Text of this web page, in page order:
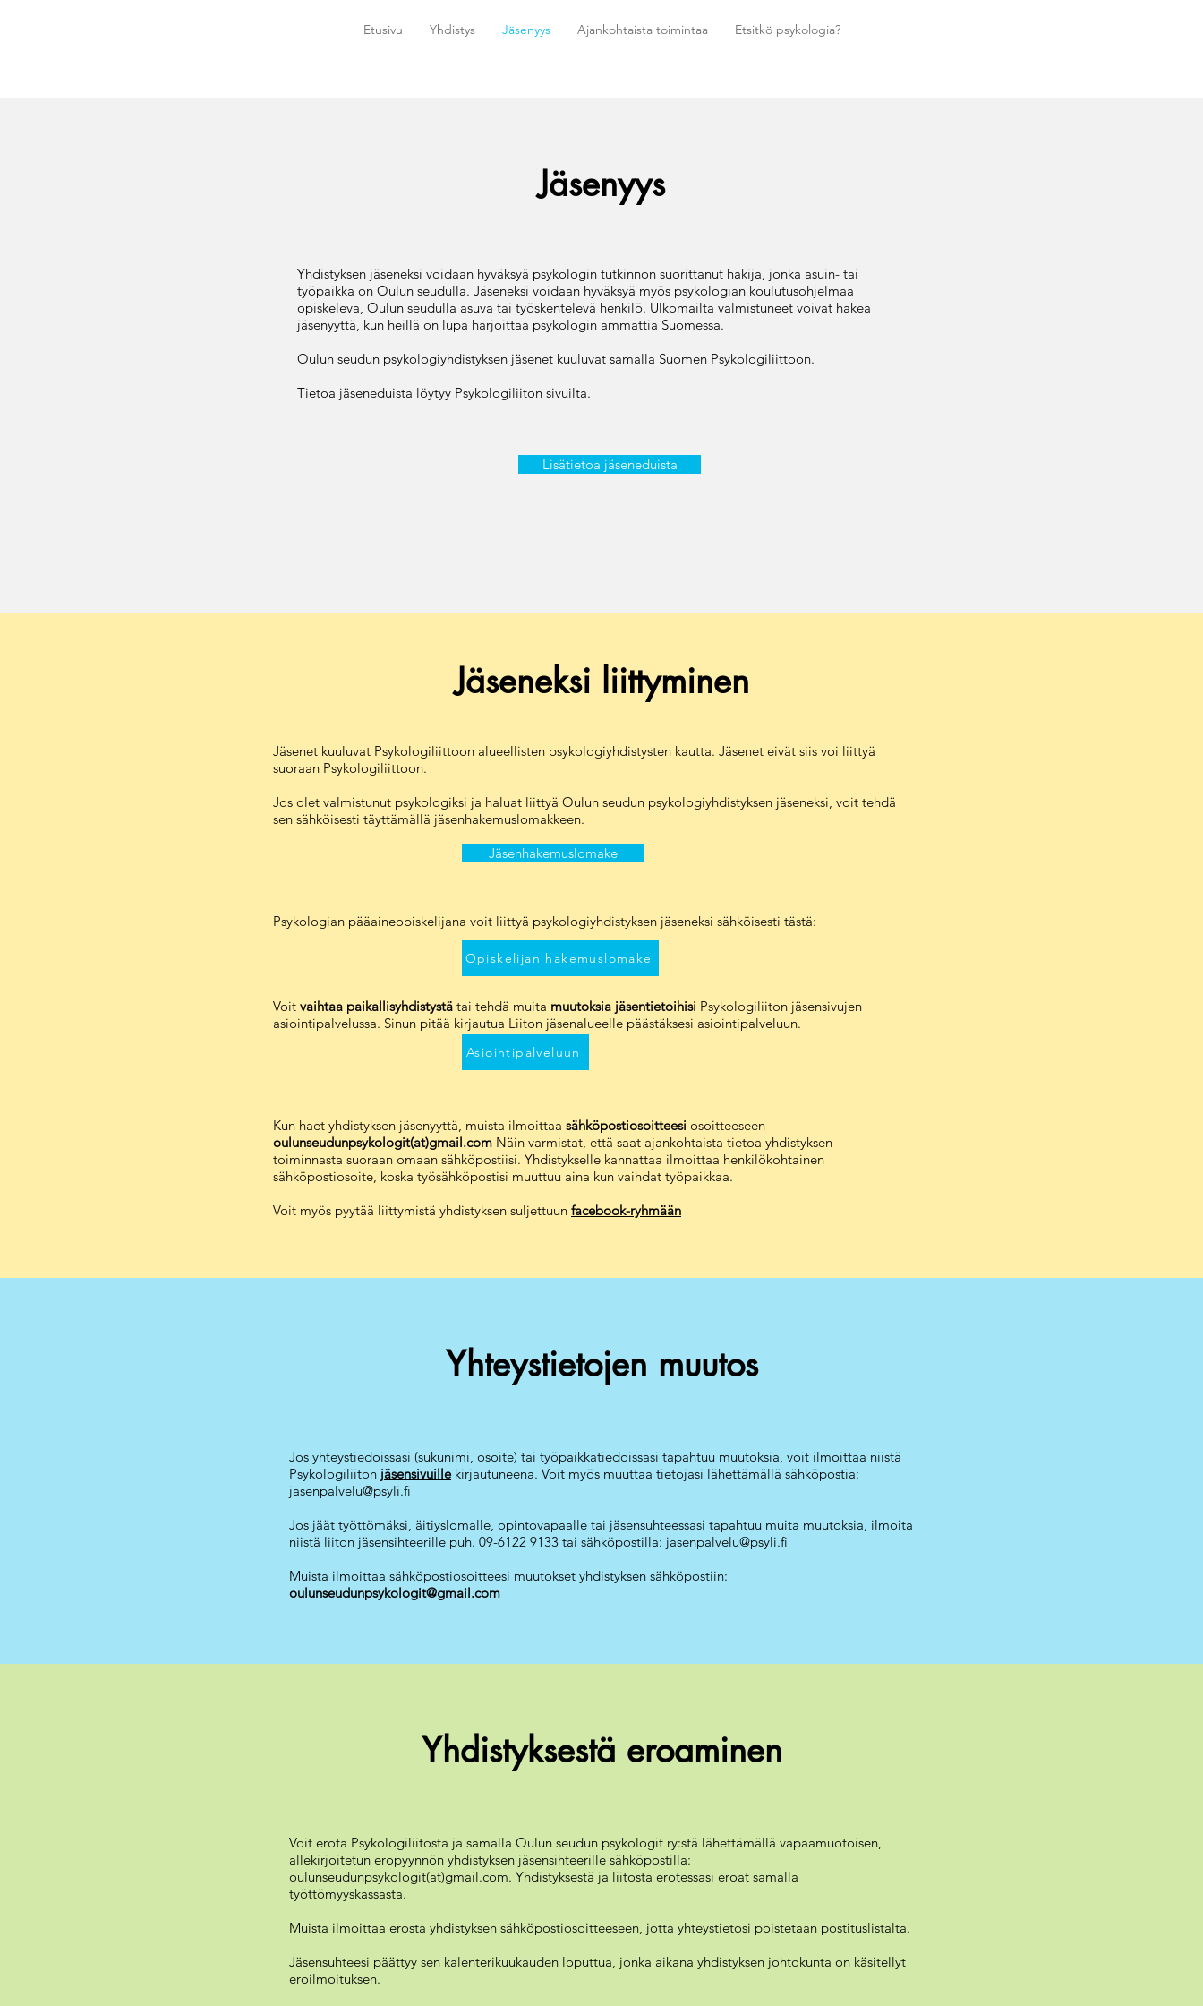
Jäsenyys
Yhdistyksen jäseneksi voidaan hyväksyä psykologin tutkinnon suorittanut hakija, jonka asuin- tai
työpaikka on Oulun seudulla. Jäseneksi voidaan hyväksyä myös psykologian koulutusohjelmaa
opiskeleva, Oulun seudulla asuva tai työskentelevä henkilö. Ulkomailta valmistuneet voivat hakea
jäsenyyttä, kun heillä on lupa harjoittaa psykologin ammattia Suomessa.
Oulun seudun psykologiyhdistyksen jäsenet kuuluvat samalla Suomen Psykologiliittoon.
Tietoa jäseneduista löytyy Psykologiliiton sivuilta.
Lisätietoa jäseneduista
Jäseneksi liittyminen
Jäsenet kuuluvat Psykologiliittoon alueellisten psykologiyhdistysten kautta. Jäsenet eivät siis voi liittyä
suoraan Psykologiliittoon.
Jos olet valmistunut psykologiksi ja haluat liittyä Oulun seudun psykologiyhdistyksen jäseneksi, voit tehdä
sen sähköisesti täyttämällä jäsenhakemuslomakkeen.
Psykologian pääaineopiskelijana voit liittyä psykologiyhdistyksen jäseneksi sähköisesti tästä:
Voit vaihtaa paikallisyhdistystä tai tehdä muita muutoksia jäsentietoihisi Psykologiliiton jäsensivujen
asiointipalvelussa. Sinun pitää kirjautua Liiton jäsenalueelle päästäksesi asiointipalveluun.
Kun haet yhdistyksen jäsenyyttä, muista ilmoittaa sähköpostiosoitteesi osoitteeseen
oulunseudunpsykologit(at)gmail.com Näin varmistat, että saat ajankohtaista tietoa yhdistyksen
toiminnasta suoraan omaan sähköpostiisi. Yhdistykselle kannattaa ilmoittaa henkilökohtainen
sähköpostiosoite, koska työsähköpostisi muuttuu aina kun vaihdat työpaikkaa.
Voit myös pyytää liittymistä yhdistyksen suljettuun facebook-ryhmään
Jäsenhakemuslomake
Opiskelijan hakemuslomake
Asiointipalveluun
Yhteystietojen muutos
Jos yhteystiedoissasi (sukunimi, osoite) tai työpaikkatiedoissasi tapahtuu muutoksia, voit ilmoittaa niistä
Psykologiliiton jäsensivuillekirjautuneena. Voit myös muuttaa tietojasi lähettämällä sähköpostia:
jasenpalvelu@psyli.fi
Jos jäät työttömäksi, äitiyslomalle, opintovapaalle tai jäsensuhteessasi tapahtuu muita muutoksia, ilmoita
niistä liiton jäsensihteerille puh. 09-6122 9133 tai sähköpostilla: jasenpalvelu@psyli.fi
Muista ilmoittaa sähköpostiosoitteesi muutokset yhdistyksen sähköpostiin:
oulunseudunpsykologit@gmail.com
Yhdistyksestä eroaminen
Voit erota Psykologiliitosta ja samalla Oulun seudun psykologit ry:stä lähettämällä vapaamuotoisen,
allekirjoitetun eropyynnön yhdistyksen jäsensihteerille sähköpostilla:
oulunseudunpsykologit(at)gmail.com. Yhdistyksestä ja liitosta erotessasi eroat samalla
työttömyyskassasta.
Muista ilmoittaa erosta yhdistyksen sähköpostiosoitteeseen, jotta yhteystietosi poistetaan postituslistalta.
Jäsensuhteesi päättyy sen kalenterikuukauden loputtua, jonka aikana yhdistyksen johtokunta on käsitellyt
eroilmoituksen.
Etusivu Yhdistys Jäsenyys Ajankohtaista toimintaa Etsitkö psykologia?